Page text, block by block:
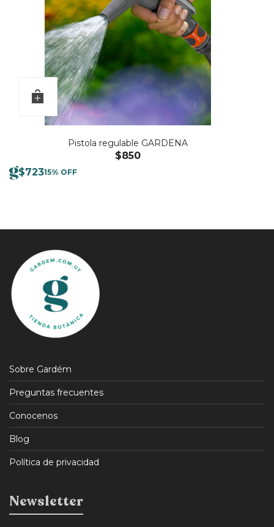
Pistola regulable GARDENA
$850
$72315% OFF
Sobre Gardém
Preguntas frecuentes
Conocenos
Blog
Política de privacidad
Newsletter